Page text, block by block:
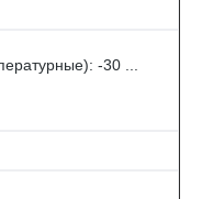
-30 ...